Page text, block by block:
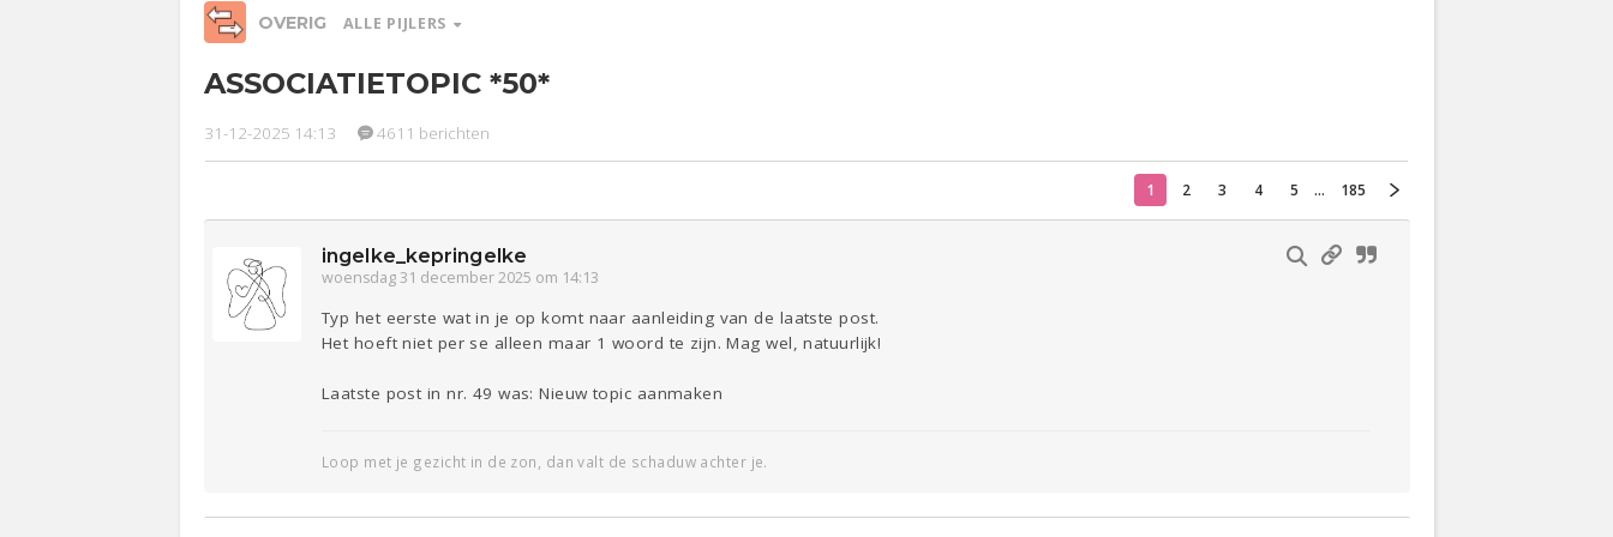
OVERIG ALLE PIJLERS
Beauty
Thuis
Sport Contact
ASSOCIATIETOPIC *50*
31-12-2025 14:13 4611 berichten
1 2 3 4 5 ... 185
ingelke_kepringelke
woensdag 31 december 2025 om 14:13
Typ het eerste wat in je op komt naar aanleiding van de laatste post.
Het hoeft niet per se alleen maar 1 woord te zijn. Mag wel, natuurlijk!
Laatste post in nr. 49 was: Nieuw topic aanmaken
Loop met je gezicht in de zon, dan valt de schaduw achter je.